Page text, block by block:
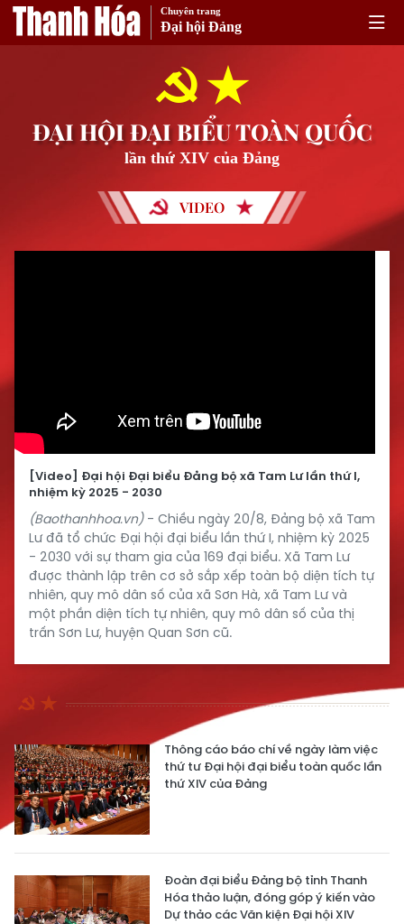
Chuyên trang
Đại hội Đảng
ĐẠI HỘI ĐẠI BIỂU TOÀN QUỐC
lần thứ XIV của Đảng
VIDEO
[Video] Đại hội Đại biểu Đảng bộ xã Tam Lư lần thứ I,
nhiệm kỳ 2025 - 2030
(Baothanhhoa.vn)- Chiều ngày 20/8, Đảng bộ xã Tam
Lư đã tổ chức Đại hội đại biểu lần thứ I, nhiệm kỳ 2025
- 2030 với sự tham gia của 169 đại biểu. Xã Tam Lư
được thành lập trên cơ sở sắp xếp toàn bộ diện tích tự
nhiên, quy mô dân số của xã Sơn Hà, xã Tam Lư và
một phần diện tích tự nhiên, quy mô dân số của thị
trấn Sơn Lư, huyện Quan Sơn cũ.
Thông cáo báo chí về ngày làm việc
thứ tư Đại hội đại biểu toàn quốc lần
thứ XIV của Đảng
Đoàn đại biểu Đảng bộ tỉnh Thanh
Hóa thảo luận, đóng góp ý kiến vào
Dự thảo các Văn kiện Đại hội XIV